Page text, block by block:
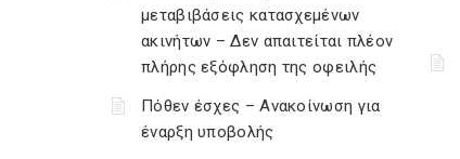
μεταβιβάσεις κατασχεμένων
ακινήτων – Δεν απαιτείται πλέον
πλήρης εξόφληση της οφειλής
Πόθεν έσχες – Ανακοίνωση για
έναρξη υποβολής